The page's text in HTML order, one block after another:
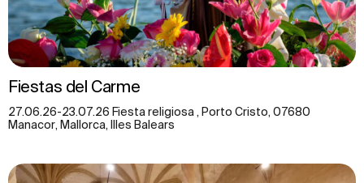
Fiestas del Carme
27.06.26-23.07.26 Fiesta religiosa , Porto Cristo, 07680
Manacor, Mallorca, Illes Balears